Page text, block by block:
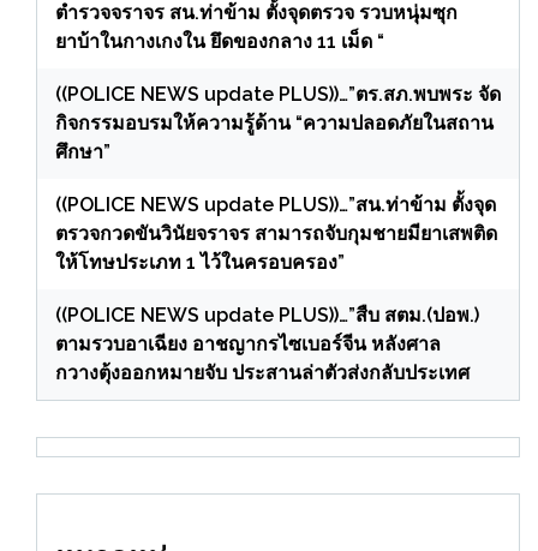
ตำรวจจราจร สน.ท่าข้าม ตั้งจุดตรวจ รวบหนุ่มซุก
ยาบ้าในกางเกงใน ยึดของกลาง 11 เม็ด “
((POLICE NEWS update PLUS))…”ตร.สภ.พบพระ จัด
กิจกรรมอบรมให้ความรู้ด้าน “ความปลอดภัยในสถาน
ศึกษา”
((POLICE NEWS update PLUS))…”สน.ท่าข้าม ตั้งจุด
ตรวจกวดขันวินัยจราจร สามารถจับกุมชายมียาเสพติด
ให้โทษประเภท 1 ไว้ในครอบครอง”
((POLICE NEWS update PLUS))…”สืบ สตม.(ปอพ.)
ตามรวบอาเฉียง อาชญากรไซเบอร์จีน หลังศาล
กวางตุ้งออกหมายจับ ประสานล่าตัวส่งกลับประเทศ